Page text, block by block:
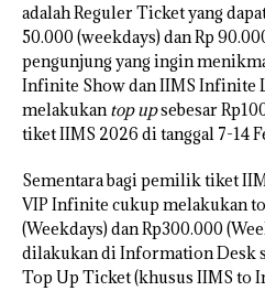
adalah Reguler Ticket yang
50.000 (weekdays) dan Rp
pengunjung yang ingin
Infinite Show dan IIMS Infinite
melakukan top upsebesar
tiket IIMS 2026 di tanggal 7-14
Sementara bagi pemilik tiket
VIP Infinite cukup melakukan
(Weekdays) dan Rp300.000
dilakukan di Information Desk
Top Up Ticket (khusus IIMS to